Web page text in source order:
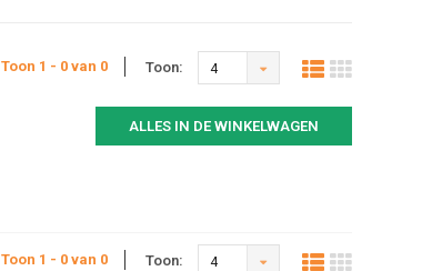
Toon 1 - 0 van 0 Toon: 4
ALLES IN DE WINKELWAGEN
Toon 1 - 0 van 0 Toon: 4